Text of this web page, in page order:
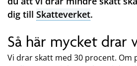
dig till Skatteverket.
Så här mycket drar
Vi drar skatt med 30 procent. Om